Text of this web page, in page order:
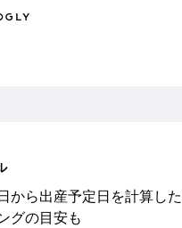
から出産予定日を計算した
グの目安も